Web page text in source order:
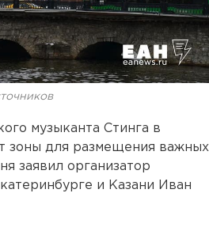
музыканта Стинга в
зоны для размещения важных
заявил организатор
и Казани Иван